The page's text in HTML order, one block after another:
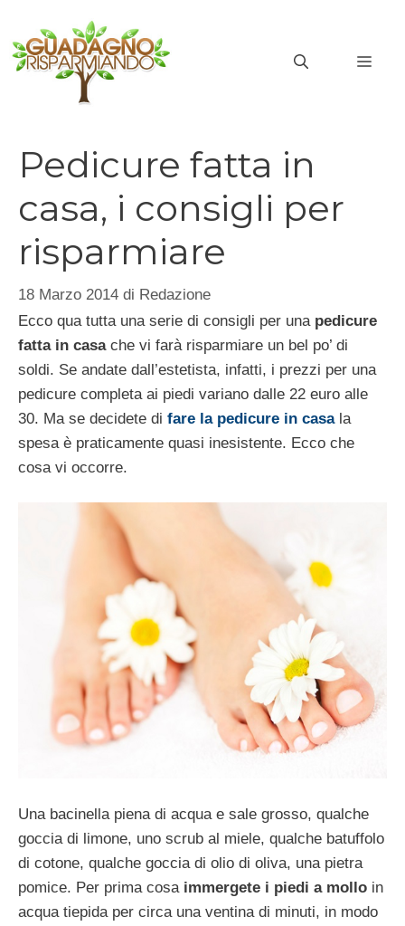
contenuto
Pedicure fatta in
casa, i consigli per
risparmiare
18 Marzo 2014 di Redazione
Ecco qua tutta una serie di consigli per una pedicure
fatta in casache vi farà risparmiare un bel po’ di
soldi. Se andate dall’estetista, infatti, i prezzi per una
pedicure completa ai piedi variano dalle 22 euro alle
30. Ma se decidete di fare la pedicure in casala
spesa è praticamente quasi inesistente. Ecco che
cosa vi occorre.
Una bacinella piena di acqua e sale grosso, qualche
goccia di limone, uno scrub al miele, qualche batuffolo
di cotone, qualche goccia di olio di oliva, una pietra
pomice. Per prima cosa immergete i piedi a mollo in
acqua tiepida per circa una ventina di minuti, in modo